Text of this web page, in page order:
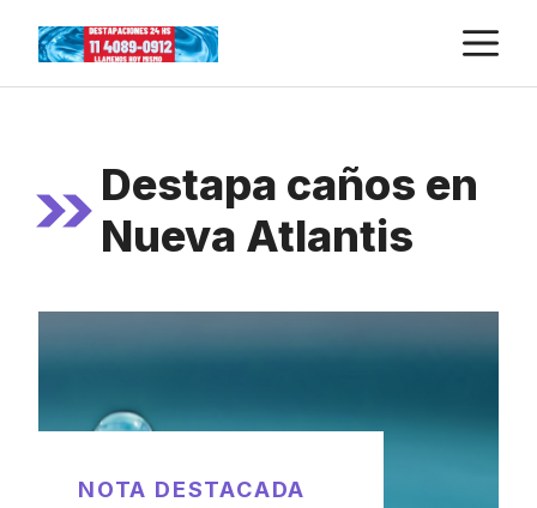
content
Destapa caños en
Nueva Atlantis
NOTA DESTACADA